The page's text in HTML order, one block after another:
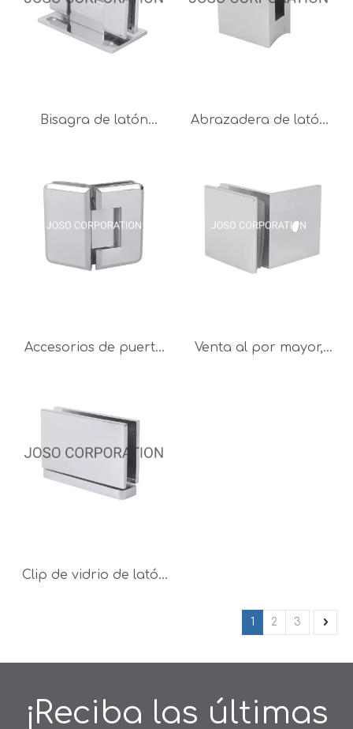
Bisagra de latón
de hardware de
puerta de vidrio
Bisagra de baño con
Abrazadera de latón
para puertas de
vidrio para vidrio de
8-10 mm
Accesorios de puerta
de latón de 135
grados, abrazadera
de vidrio, juegos
únicos de herrajes
para baño
Venta al por mayor,
Clip de vidrio de latón
brillante
1 2 3
¡Reciba las últimas